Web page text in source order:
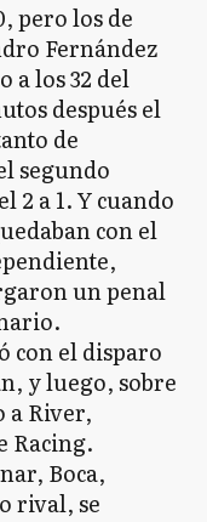
pero los de
Fernández
a los 32 del
después el
de
segundo
2 a 1. Y cuando
con el
un penal
con el disparo
y luego, sobre
River,
Racing.
Boca,
rival, se